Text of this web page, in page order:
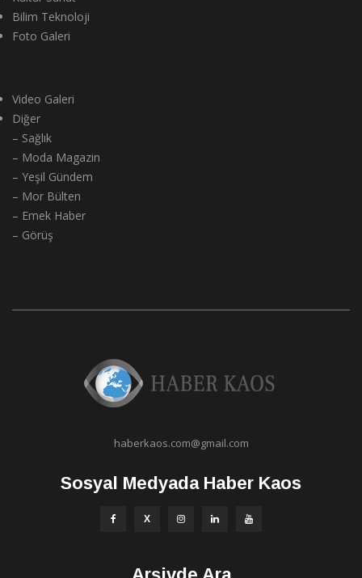
Bilim Teknoloji
Foto Galeri
Video Galeri
Diğer
– Sağlık
– Moda Magazin
– Yeşil Gündem
– Mor Bülten
– Emek Haber
– Görüş
haberkaos.com@gmail.com
Sosyal Medyada Haber Kaos